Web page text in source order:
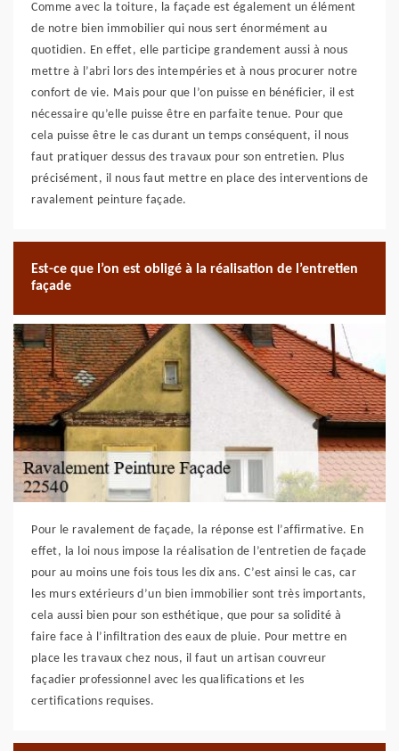
Comme avec la toiture, la façade est également un élément
de notre bien immobilier qui nous sert énormément au
quotidien. En effet, elle participe grandement aussi à nous
mettre à l’abri lors des intempéries et à nous procurer notre
confort de vie. Mais pour que l’on puisse en bénéficier, il est
nécessaire qu’elle puisse être en parfaite tenue. Pour que
cela puisse être le cas durant un temps conséquent, il nous
faut pratiquer dessus des travaux pour son entretien. Plus
précisément, il nous faut mettre en place des interventions de
ravalement peinture façade.
Est-ce que l’on est obligé à la réalisation de l’entretien
façade
Pour le ravalement de façade, la réponse est l’affirmative. En
effet, la loi nous impose la réalisation de l’entretien de façade
pour au moins une fois tous les dix ans. C’est ainsi le cas, car
les murs extérieurs d’un bien immobilier sont très importants,
cela aussi bien pour son esthétique, que pour sa solidité à
faire face à l’infiltration des eaux de pluie. Pour mettre en
place les travaux chez nous, il faut un artisan couvreur
façadier professionnel avec les qualifications et les
certifications requises.